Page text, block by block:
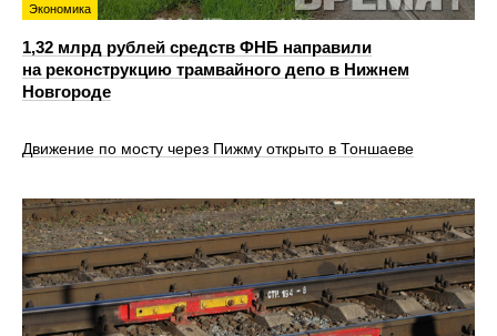
Экономика
1,32 млрд рублей средств ФНБ направили
на реконструкцию трамвайного депо в Нижнем
Новгороде
Движение по мосту через Пижму открыто в Тоншаеве